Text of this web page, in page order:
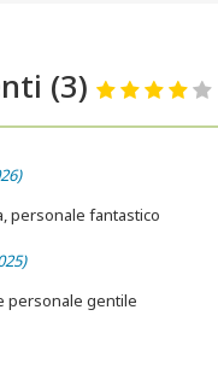
(3)
personale fantastico
personale gentile